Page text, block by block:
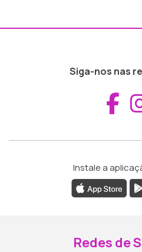
Siga-nos nas
Instale a
Redes de